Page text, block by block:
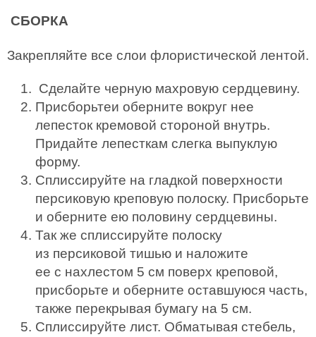
СБОРКА
Закрепляйте все слои флористической лентой.
Сделайте черную махровую сердцевину.
Присборьтеи оберните вокруг нее
лепесток кремовой стороной внутрь.
Придайте лепесткам слегка выпуклую
форму.
Сплиссируйте на гладкой поверхности
персиковую креповую полоску. Присборьте
и оберните ею половину сердцевины.
Так же сплиссируйте полоску
из персиковой тишью и наложите
ее с нахлестом 5 см поверх креповой,
присборьте и оберните оставшуюся часть,
также перекрывая бумагу на 5 см.
Сплиссируйте лист. Обматывая стебель,